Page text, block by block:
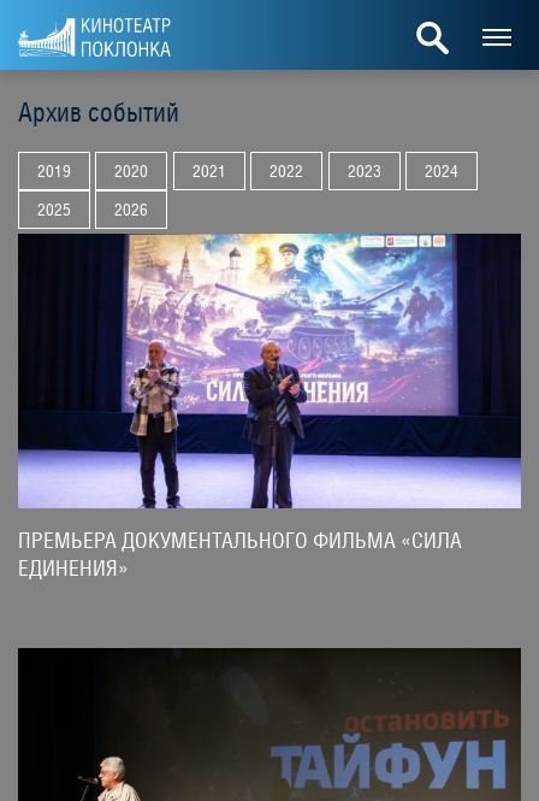
Архив событий
2019 2020 2021 2022 2023
2024
2025
2026
ПРЕМЬЕРА ДОКУМЕНТАЛЬНОГО ФИЛЬМА «СИЛА
ЕДИНЕНИЯ»